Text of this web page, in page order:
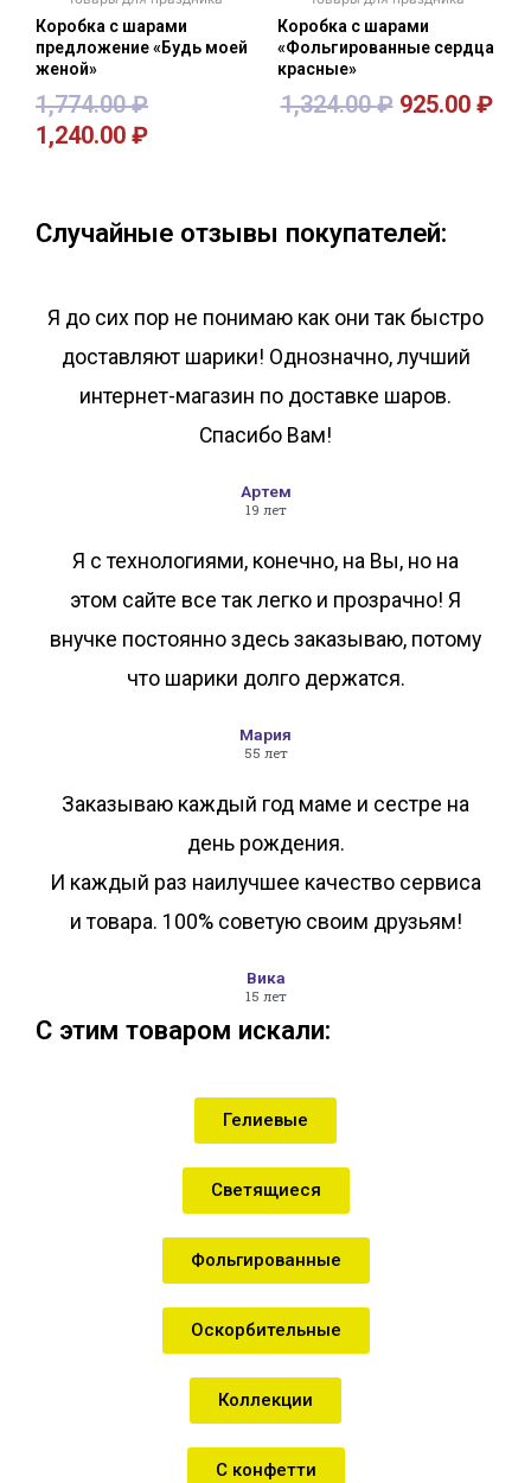
Коробка с шарами
предложение «Будь моей
женой»
1,774.00₽
1,240.00 ₽
Коробка с шарами
«Фольгированные сердца
красные»
1,324.00₽ 925.00 ₽
Случайные отзывы покупателей:
Я до сих пор не понимаю как они так быстро
доставляют шарики! Однозначно, лучший
интернет-магазин по доставке шаров.
Спасибо Вам!
Артем
19 лет
Я с технологиями, конечно, на Вы, но на
этом сайте все так легко и прозрачно! Я
внучке постоянно здесь заказываю, потому
что шарики долго держатся.
Мария
55 лет
Заказываю каждый год маме и сестре на
день рождения.
И каждый раз наилучшее качество сервиса
и товара. 100% советую своим друзьям!
Вика
15 лет
С этим товаром искали:
Гелиевые
Светящиеся
Фольгированные
Оскорбительные
Коллекции
С конфетти